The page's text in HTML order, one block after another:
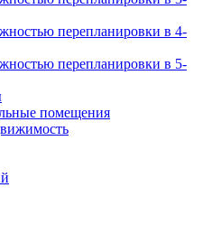
перепланировки в 4-
перепланировки в 5-
помещения